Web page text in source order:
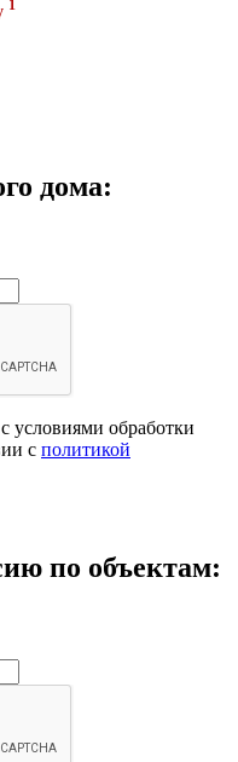
1
дома:
условиями обработки
с политикой
по объектам: